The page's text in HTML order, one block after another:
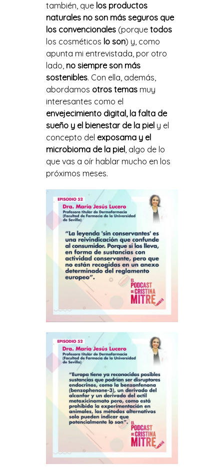
también, que los productos
naturales no son más seguros que
los convencionales(porquetodos
los cosméticos lo son) y, como
apunta mi entrevistada, por otro
lado, no siempre son más
sostenibles. Con ella, además,
abordamos otros temasmuy
interesantes como el
envejecimiento digital, la falta de
sueño y el bienestar de la piely el
concepto del exposama y el
microbioma de la piel, algo de lo
que vas a oír hablar mucho en los
próximos meses.